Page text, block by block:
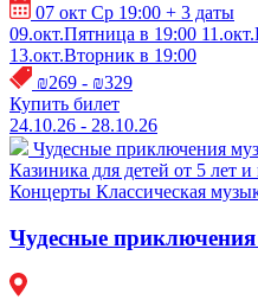
07 окт Ср 19:00 + 3 даты
09.окт.Пятница в 19:00
13.окт.Вторник в 19:00
₪269 - ₪329
Купить билет
24.10.26 - 28.10.26
Чудесные приключения
Казиника для детей от 5 лет
Концерты Классическая
Чудесные